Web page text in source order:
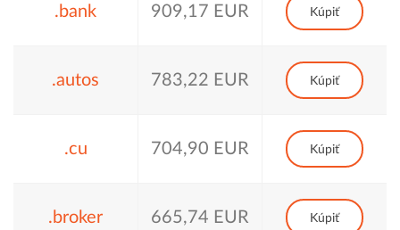
.bank 909,17 EUR Kúpiť
.autos 783,22 EUR Kúpiť
.cu 704,90 EUR Kúpiť
.broker 665,74 EUR Kúpiť